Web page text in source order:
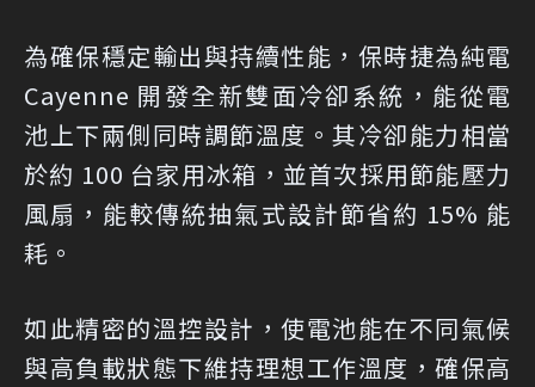
為確保穩定輸出與持續性能，保時捷為純電
Cayenne 開發全新雙面冷卻系統，能從電
池上下兩側同時調節溫度。其冷卻能力相當
於約 100 台家用冰箱，並首次採用節能壓力
風扇，能較傳統抽氣式設計節省約 15% 能
耗。
如此精密的溫控設計，使電池能在不同氣候
與高負載狀態下維持理想工作溫度，確保高